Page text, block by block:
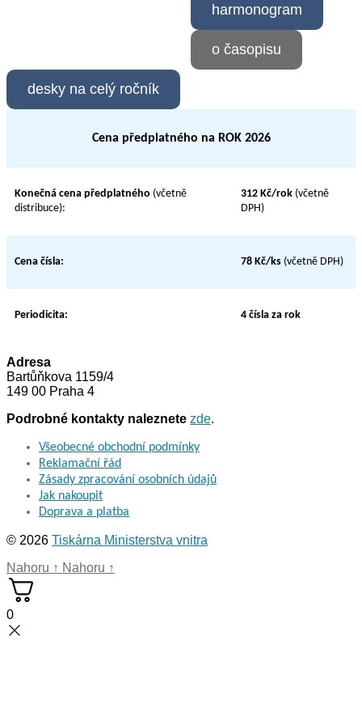
harmonogram
o časopisu
desky na celý ročník
Cena předplatného na ROK 2026
Konečná cena předplatného (včetně
distribuce):
312 Kč/rok (včetně
DPH)
Cena čísla: 78 Kč/ks (včetně DPH)
Periodicita: 4 čísla za rok
Adresa
Bartůňkova 1159/4
149 00 Praha 4
Podrobné kontakty naleznete zde.
Všeobecné obchodní podmínky
Reklamační řád
Zásady zpracování osobních údajů
Jak nakoupit
Doprava a platba
© 2026 Tiskárna Ministerstva vnitra
Nahoru ↑ Nahoru ↑
0